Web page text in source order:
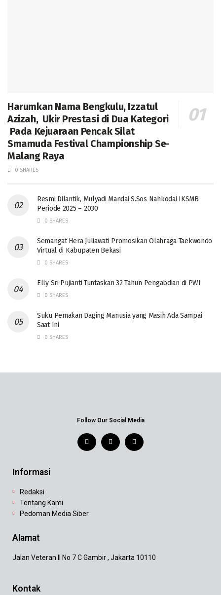
Harumkan Nama Bengkulu, Izzatul
Azizah, Ukir Prestasi di Dua Kategori
Pada Kejuaraan Pencak Silat
Smamuda Festival Championship Se-
Malang Raya
0 SHARES
Resmi Dilantik, Mulyadi Mandai S.Sos Nahkodai IKSMB
Periode 2025 – 2030
0 SHARES
Semangat Hera Juliawati Promosikan Olahraga Taekwondo
Virtual di Kabupaten Bekasi
0 SHARES
Elly Sri Pujianti Tuntaskan 32 Tahun Pengabdian di PWI
0 SHARES
‎Suku Pemakan Daging Manusia yang Masih Ada Sampai
Saat Ini
0 SHARES
Follow Our Social Media
Informasi
Redaksi
Tentang Kami
Pedoman Media Siber
Alamat
Jalan Veteran II No 7 C Gambir , Jakarta 10110
Kontak